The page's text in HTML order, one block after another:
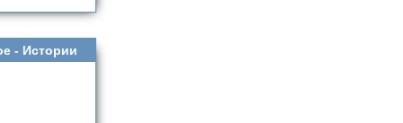
- Истории